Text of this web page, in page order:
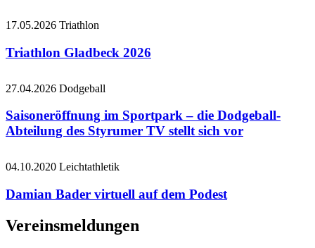
17.05.2026 Triathlon
Triathlon Gladbeck 2026
27.04.2026 Dodgeball
Saisoneröffnung im Sportpark – die Dodgeball-
Abteilung des Styrumer TV stellt sich vor
04.10.2020 Leichtathletik
Damian Bader virtuell auf dem Podest
Vereinsmeldungen